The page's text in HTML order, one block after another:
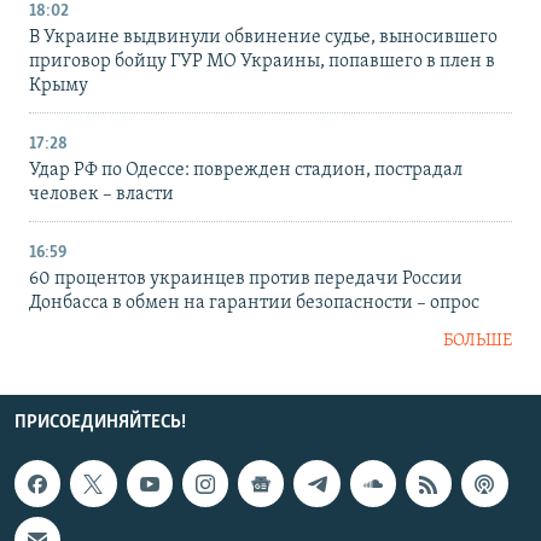
18:02
В Украине выдвинули обвинение судье, выносившего
приговор бойцу ГУР МО Украины, попавшего в плен в
Крыму
17:28
Удар РФ по Одессе: поврежден стадион, пострадал
человек – власти
16:59
60 процентов украинцев против передачи России
Донбасса в обмен на гарантии безопасности – опрос
БОЛЬШЕ
ПРИСОЕДИНЯЙТЕСЬ!